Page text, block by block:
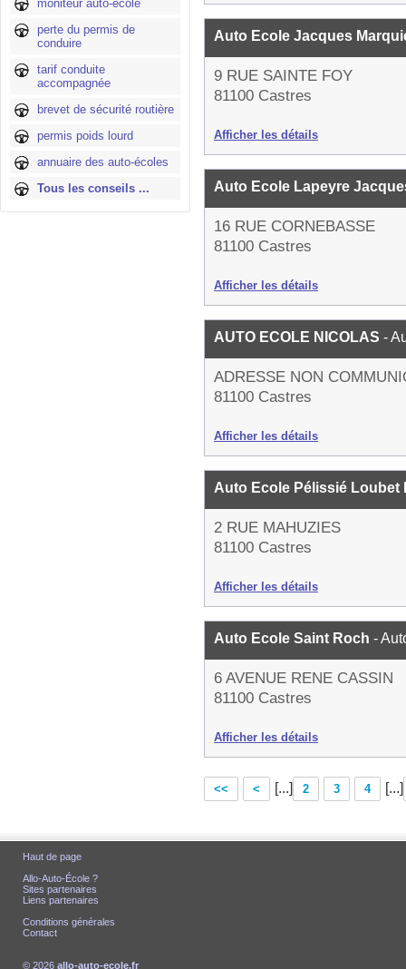
moniteur auto-école
perte du permis de
conduire
tarif conduite
accompagnée
brevet de sécurité routière
permis poids lourd
annuaire des auto-écoles
Tous les conseils ...
Auto Ecole Jacques
9 RUE SAINTE FOY
81100 Castres
Afficher les détails
Auto Ecole Lapeyre
16 RUE CORNEBASSE
81100 Castres
Afficher les détails
AUTO ECOLE NICOLAS -
ADRESSE NON
81100 Castres
Afficher les détails
Auto Ecole Pélissié Loubet
2 RUE MAHUZIES
81100 Castres
Afficher les détails
Auto Ecole Saint Roch -
6 AVENUE RENE CASSIN
81100 Castres
Afficher les détails
<< < [...] 2 3 4 [...]
Haut de page
Allo-Auto-École ?
Sites partenaires
Liens partenaires
Conditions générales
Contact
© 2026 allo-auto-ecole.fr